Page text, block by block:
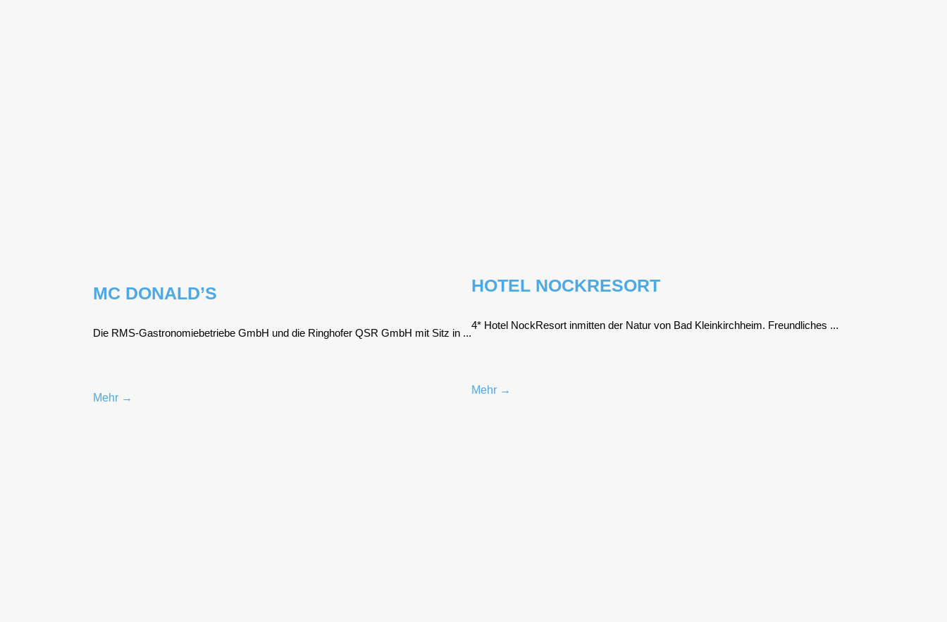
MC DONALD’S
Die RMS-Gas­tro­no­mie­be­trie­be GmbH und die Ring­ho­fer QSR GmbH mit Sitz in ...
Mehr →
HOTEL NOCKRESORT
4* Hotel Nock­Re­sort inmit­ten der Natur von Bad Klein­kirch­heim. Freund­li­ches ...
Mehr →